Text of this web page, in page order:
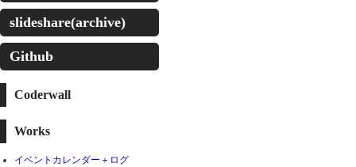
slideshare(archive)
Github
Coderwall
Works
イベントカレンダー＋ログ